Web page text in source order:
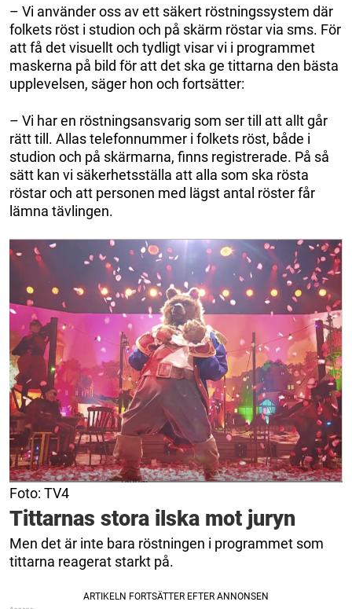
– Vi använder oss av ett säkert röstningssystem där
folkets röst i studion och på skärm röstar via sms. För
att få det visuellt och tydligt visar vi i programmet
maskerna på bild för att det ska ge tittarna den bästa
upplevelsen, säger hon och fortsätter:
– Vi har en röstningsansvarig som ser till att allt går
rätt till. Allas telefonnummer i folkets röst, både i
studion och på skärmarna, finns registrerade. På så
sätt kan vi säkerhetsställa att alla som ska rösta
röstar och att personen med lägst antal röster får
lämna tävlingen.
Foto: TV4
Tittarnas stora ilska mot juryn
Men det är inte bara röstningen i programmet som
tittarna reagerat starkt på.